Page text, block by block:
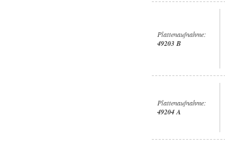
Plattenaufnahme:
49203 B
Plattenaufnahme:
49204 A